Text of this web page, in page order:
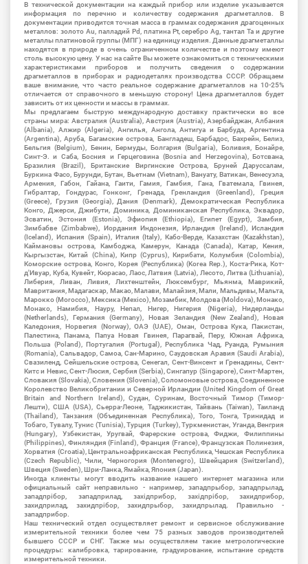
В технической документации на каждый прибор или изделие указывается
информация по перечню и количеству содержания драгметаллов. В
документации приводится точная масса в граммах содержания драгоценных
металлов: золото Au, палладий Pd, платина Pt, серебро Ag, тантал Ta и другие
металлы платиновой группы (МПГ) на единицу изделия. Данные драгметаллы
находятся в природе в очень ограниченном количестве и поэтому имеют
столь высокую цену. У нас на сайте Вы можете ознакомиться с техническими
характеристиками приборов и получить сведения о содержании
драгметаллов в приборах и радиодеталях производства СССР. Обращаем
ваше внимание, что часто реальное содержание драгметаллов на 10-25%
отличается от справочного в меньшую сторону! Цена драгметаллов будет
зависить от их ценности и массы в граммах.
Мы предлагаем быструю международную доставку практически во все
страны мира: Австралия (Australia), Австрия (Austria), Азербайджан, Албания
(Albania), Алжир (Algeria), Ангилья, Ангола, Антигуа и Барбуда, Аргентина
(Argentina), Аруба, Багамские острова, Бангладеш, Барбадос, Бахрейн, Белиз,
Бельгия (Belgium), Бенин, Бермуды, Болгария (Bulgaria), Боливия, Бонайре,
Синт-Э. и Саба, Босния и Герцеговина (Bosnia and Herzegovina), Ботсвана,
Бразилия (Brazil), Британские Виргинские Острова, Бруней Даруссалам,
Буркина Фасо, Бурунди, Бутан, Вьетнам (Vietnam), Вануату, Ватикан, Венесуэла,
Армения, Габон, Гайана, Гаити, Гамия, Гамбия, Гана, Гватемала, Гвинея,
Гибралтар, Гондурас, Гонконг, Гренада, Гренландия (Greenland), Греция
(Greece), Грузия (Georgia), Дания (Denmark), Демократическая Республика
Конго, Джерси, Джибути, Доминика, Доминиканская Республика, Эквадор,
Эсватин, Эстония (Estonia), Эфиопия (Ethiopia), Египет (Egypt), Замбия,
Зимбабве (Zimbabwe), Иордания Индонезия, Ирландия (Ireland), Исландия
(Iceland), Испания (Spain), Италия (Italy), Кабо-Верде, Казахстан (Kazakhstan),
Каймановы острова, Камбоджа, Камерун, Канада (Canada), Катар, Кения,
Кыргызстан, Китай (China), Кипр (Cyprus), Кирибати, Колумбия (Colombia),
Коморские острова, Конго, Корея (Республика) (Korea Rep.), Коста-Рика, Кот-
д'Ивуар, Куба, Кувейт, Кюрасао, Лаос, Латвия (Latvia), Лесото, Литва (Lithuania),
Либерия, Ливан, Ливия, Лихтенштейн, Люксембург, Мьянма, Маврикий,
Мавритания, Мадагаскар, Макао, Малави, Малайзия, Мали, Мальдивы, Мальта,
Марокко (Morocco), Мексика (Mexico), Мозамбик, Молдова (Moldova), Монако,
Монако, Намибия, Науру, Непал, Нигер, Нигерия (Nigeria), Нидерланды
(Netherlands), Германия (Germany), Новая Зеландия (New Zealand), Новая
Каледония, Норвегия (Norway), ОАЭ (UAE), Оман, Острова Кука, Пакистан,
Палестина, Панама, Папуа Новая Гвинея, Парагвай, Перу, Южная Африка,
Польша (Poland), Португалия (Portugal), Республика Чад, Руанда, Румыния
(Romania), Сальвадор, Самоа, Сан-Марино, Саудовская Аравия (Saudi Arabia),
Свазиленд, Сейшельские острова, Сенегал, Сент-Винсент и Гренадины, Сент-
Китс и Невис, Сент-Люсия, Сербия (Serbia), Сингапур (Singapore), Синт-Мартен,
Словакия (Slovakia), Словения (Slovenia), Соломоновые острова, Соединенное
Королевство Великобритании и Северной Ирландии (United Kingdom of Great
Britain and Northern Ireland), Судан, Суринам, Восточный Тимор (Тимор-
Лешти), США (USA), Сьерра-Леоне, Таджикистан, Тайвань (Taiwan), Таиланд
(Thailand), Танзания (Объединенная Республика), Того, Тонга, Тринидад и
Тобаго, Тувалу, Тунис (Tunisia), Турция (Turkey), Туркменистан, Уганда, Венгрия
(Hungary), Узбекистан, Уругвай, Фарерские острова, Фиджи, Филиппины
(Philippines), Финляндия (Finland), Франция (France), Французская Полинезия,
Хорватия (Croatia), Центральноафриканская Республика, Чешская Республика
(Czech Republic), Чили, Черногория (Montenegro), Швейцария (Switzerland),
Швеция (Sweden), Шри-Ланка, Ямайка, Япония (Japan).
Иногда клиенты могут вводить название нашего интернет магазина или
официальный сайт неправильно - например, западпрыбор, западпрылад,
западпрібор, западприлад, західприбор, західпрібор, захидприбор,
захидприлад, захидпрібор, захидпрыбор, захидпрылад. Правильно -
западприбор.
Наш технический отдел осуществляет ремонт и сервисное обслуживание
измерительной техники более чем 75 разных заводов производителей
бывшего СССР и СНГ. Также мы осуществляем такие метрологические
процедуры: калибровка, тарирование, градуирование, испытание средств
измерительной техники.